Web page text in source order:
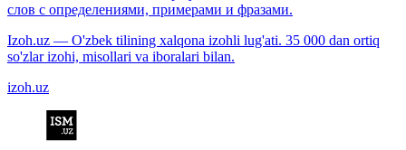
слов с определениями, примерами и фразами.
Izoh.uz — O'zbek tilining xalqona izohli lug'ati. 35 000 dan ortiq
so'zlar izohi, misollari va iboralari bilan.
izoh.uz